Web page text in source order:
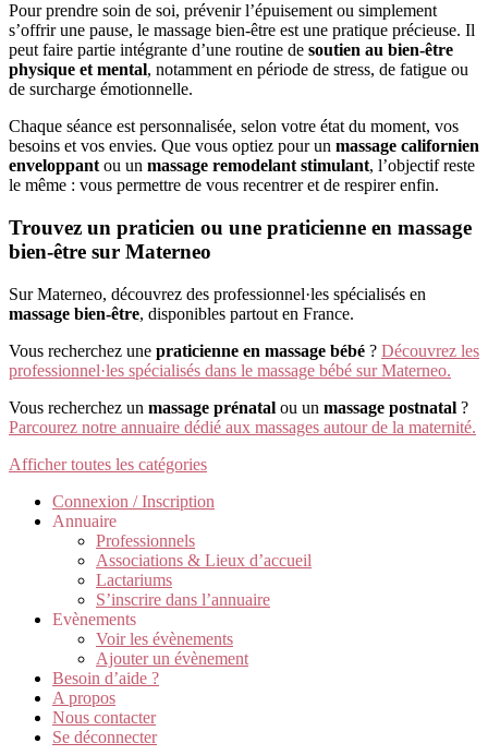
Pour prendre soin de soi, prévenir l’épuisement ou simplement
s’offrir une pause, le massage bien-être est une pratique précieuse. Il
peut faire partie intégrante d’une routine de soutien au bien-être
physique et mental, notamment en période de stress, de fatigue ou
de surcharge émotionnelle.
Chaque séance est personnalisée, selon votre état du moment, vos
besoins et vos envies. Que vous optiez pour un massage californien
enveloppant ou un massage remodelant stimulant, l’objectif reste
le même : vous permettre de vous recentrer et de respirer enfin.
Trouvez un praticien ou une praticienne en massage
bien-être sur Materneo
Sur Materneo, découvrez des professionnel·les spécialisés en
massage bien-être, disponibles partout en France.
Vous recherchez une praticienne en massage bébé ? Découvrez les
professionnel·les spécialisés dans le massage bébé sur Materneo.
Vous recherchez un massage prénatal ou un massage postnatal ?
Parcourez notre annuaire dédié aux massages autour de la maternité.
Afficher toutes les catégories
Connexion / Inscription
Annuaire
Professionnels
Associations & Lieux d’accueil
Lactariums
S’inscrire dans l’annuaire
Evènements
Voir les évènements
Ajouter un évènement
Besoin d’aide ?
A propos
Nous contacter
Se déconnecter